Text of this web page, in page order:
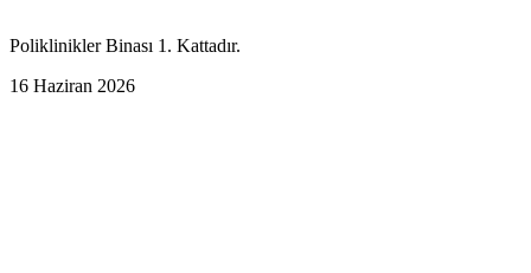
Poliklinikler Binası 1. Kattadır.
16 Haziran 2026